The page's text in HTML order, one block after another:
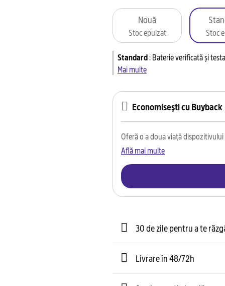
Nouă
Stoc epuizat Stoc
Standard:Baterie verificată și
Mai multe
Economisești cu Buyback
Oferă o a doua viață
Află mai multe
30 de zile pentru a te
Livrare în 48/72h